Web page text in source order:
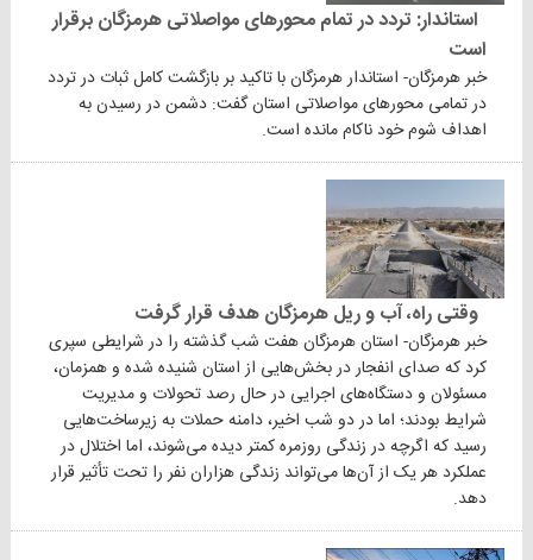
استاندار: تردد در تمام محورهای مواصلاتی هرمزگان برقرار
است
خبر هرمزگان- استاندار هرمزگان با تاکید بر بازگشت کامل ثبات در تردد
در تمامی محورهای مواصلاتی استان گفت: دشمن در رسیدن به
اهداف شوم خود ناکام مانده است.
وقتی راه، آب و ریل هرمزگان هدف قرار گرفت
خبر هرمزگان- استان هرمزگان هفت شب گذشته را در شرایطی سپری
کرد که صدای انفجار در بخش‌هایی از استان شنیده شده و همزمان،
مسئولان و دستگاه‌های اجرایی در حال رصد تحولات و مدیریت
شرایط بودند؛ اما در دو شب اخیر، دامنه حملات به زیرساخت‌هایی
رسید که اگرچه در زندگی روزمره کمتر دیده می‌شوند، اما اختلال در
عملکرد هر یک از آن‌ها می‌تواند زندگی هزاران نفر را تحت تأثیر قرار
دهد.